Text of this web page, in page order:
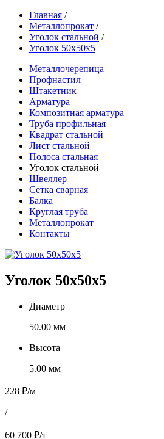
Главная /
Металлопрокат /
Уголок стальной /
Уголок 50х50х5
Металлочерепица
Профнастил
Штакетник
Арматура
Композитная арматура
Труба профильная
Квадрат стальной
Лист стальной
Полоса стальная
Уголок стальной
Швеллер
Сетка сварная
Балка
Круглая труба
Металлопрокат
Контакты
Уголок 50х50х5
Диаметр
50.00 мм
Высота
5.00 мм
228 ₽/м
/
60 700 ₽/т